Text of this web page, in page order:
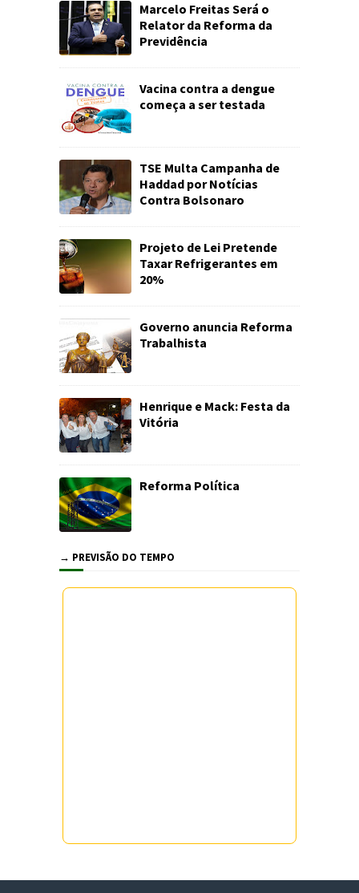
Marcelo Freitas Será o
Relator da Reforma da
Previdência
Vacina contra a dengue
começa a ser testada
TSE Multa Campanha de
Haddad por Notícias
Contra Bolsonaro
Projeto de Lei Pretende
Taxar Refrigerantes em
20%
Governo anuncia Reforma
Trabalhista
Henrique e Mack: Festa da
Vitória
Reforma Política
→ PREVISÃO DO TEMPO